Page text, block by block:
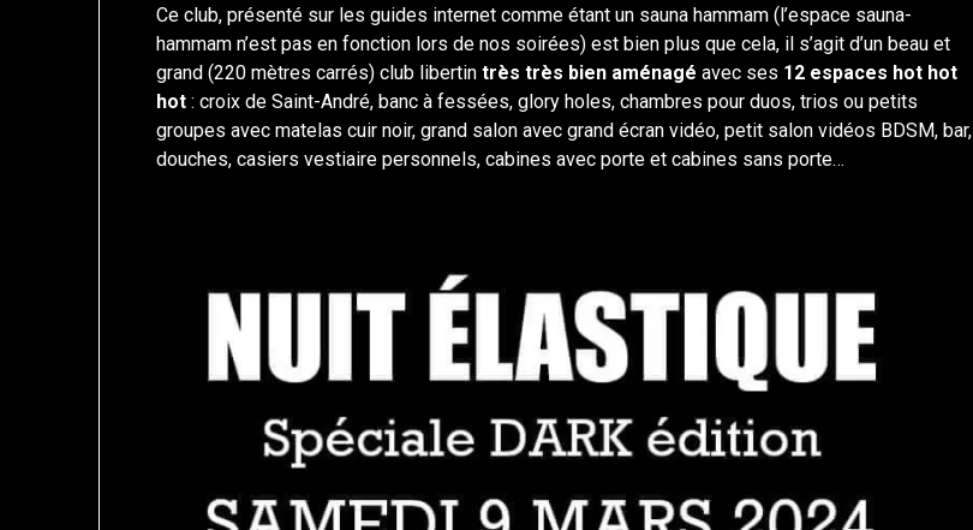
Ce club, présenté sur les guides internet comme étant un sauna hammam (l’espace sauna-
hammam n’est pas en fonction lors de nos soirées) est bien plus que cela, il s’agit d’un beau et
grand (220 mètres carrés) club libertintrès très bien aménagé avec ses 12 espaces hot hot
hot : croix de Saint-André, banc à fessées, glory holes, chambres pour duos, trios ou petits
groupes avec matelas cuir noir, grand salon avec grand écran vidéo, petit salon vidéos BDSM, bar,
douches, casiers vestiaire personnels, cabines avec porte et cabines sans porte…